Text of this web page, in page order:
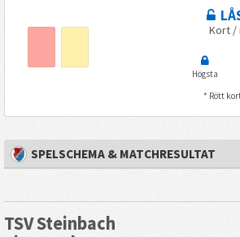
Kort /
Högsta
* Rött
SPELSCHEMA & MATCHRESULTAT
TSV Steinbach